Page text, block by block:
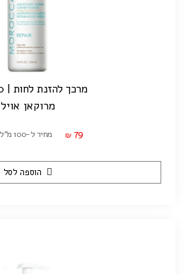
מרכך להזנת לחות | 250 מ"ל
מרוקאן אויל
₪ 79 מחיר ל-100 מ"ל: ₪31.60
הוספה לסל